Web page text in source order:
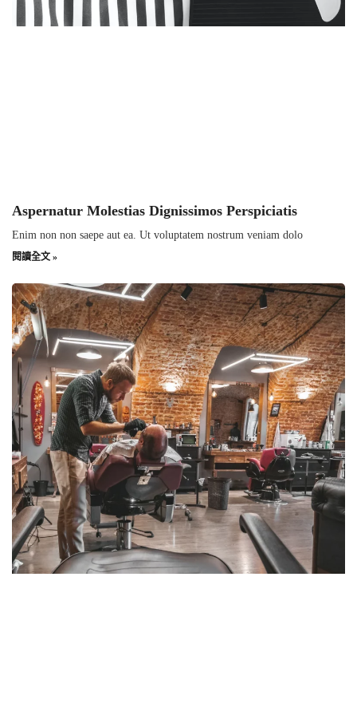
Aspernatur Molestias Dignissimos Perspiciatis
Enim non non saepe aut ea. Ut voluptatem nostrum veniam dolo
閱讀全文 »